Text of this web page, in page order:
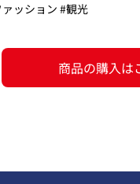
ァッション #観光
商品の購入は